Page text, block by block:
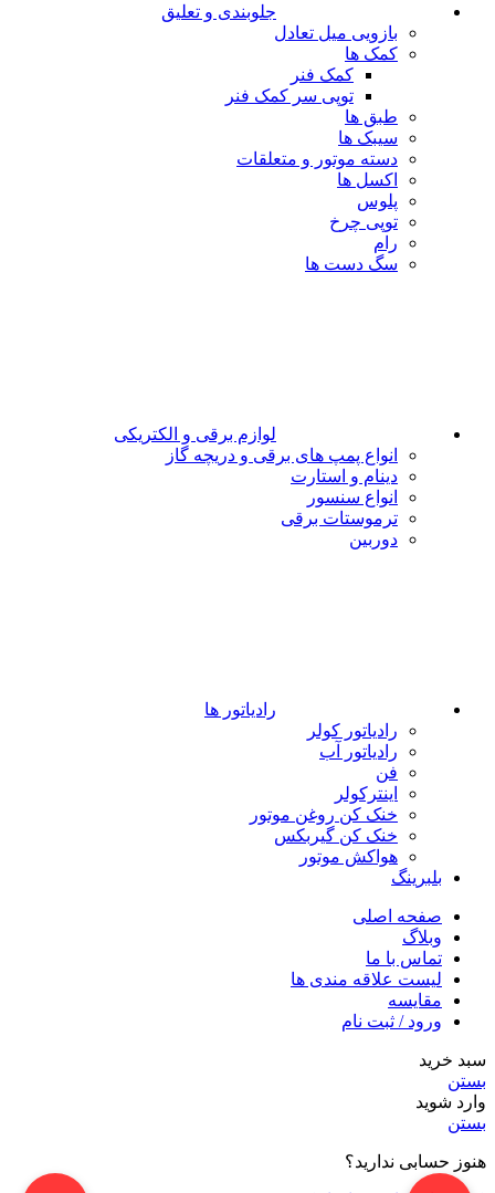
جلوبندی و تعلیق
بازویی میل تعادل
کمک ها
کمک فنر
توپی سر کمک فنر
طبق ها
سیبک ها
دسته موتور و متعلقات
اکسل ها
پلوس
توپی چرخ
رام
سگ دست ها
لوازم برقی و الکتریکی
انواع پمپ های برقی و دریچه گاز
دینام و استارت
انواع سنسور
ترموستات برقی
دوربین
رادیاتور ها
رادیاتور کولر
رادیاتور آب
فن
اینترکولر
خنک کن روغن موتور
خنک کن گیربکس
هواکش موتور
بلبرینگ
صفحه اصلی
وبلاگ
تماس با ما
لیست علاقه مندی ها
مقایسه
ورود / ثبت نام
سبد خرید
بستن
وارد شوید
بستن
هنوز حسابی ندارید؟